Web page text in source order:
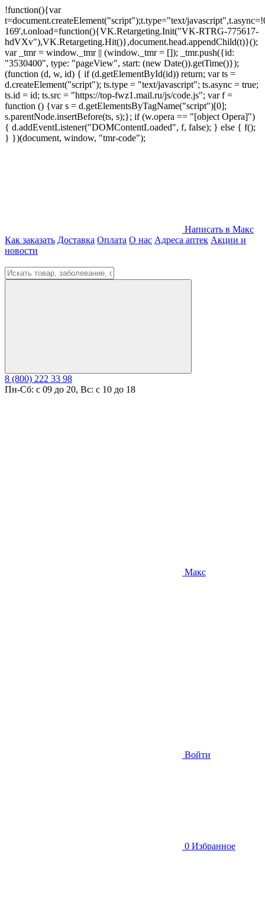
!function(){var
t=document.createElement("script");t.type="text/
169',t.onload=function(){VK.Retargeting.Init("VK-RTRG-775617-
hdVXv"),VK.Retargeting.Hit()},document.head.appendChild(t)}();
var _tmr = window._tmr || (window._tmr = []); _tmr.push({id:
"3530400", type: "pageView", start: (new Date()).getTime()});
(function (d, w, id) { if (d.getElementById(id)) return; var ts =
d.createElement("script"); ts.type = "text/javascript"; ts.async = true;
ts.id = id; ts.src = "https://top-fwz1.mail.ru/js/code.js"; var f =
function () {var s = d.getElementsByTagName("script")[0];
s.parentNode.insertBefore(ts, s);}; if (w.opera == "[object Opera]")
{ d.addEventListener("DOMContentLoaded", f, false); } else { f();
} })(document, window, "tmr-code");
Написать в Макс
Как заказать Доставка Оплата О нас Адреса аптек Акции и
новости
8 (800) 222 33 98
Пн-Сб: с 09 до 20, Вс: с 10 до 18
Макс
Войти
0 Избранное